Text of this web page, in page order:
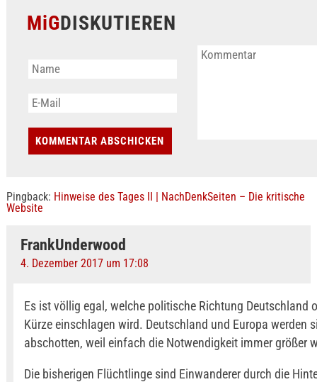
MiGDISKUTIEREN
Pingback: Hinweise des Tages II | NachDenkSeiten – Die kritische
Website
FrankUnderwood
4. Dezember 2017 um 17:08
Es ist völlig egal, welche politische Richtung Deutschland
Kürze einschlagen wird. Deutschland und Europa werden
abschotten, weil einfach die Notwendigkeit immer größer
Die bisherigen Flüchtlinge sind Einwanderer durch die